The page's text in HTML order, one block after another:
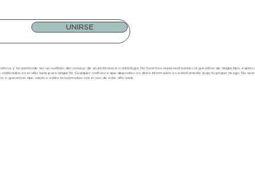
UNIRSE
y no pretende ser un sustituto del consejo de un profesional o nutrióloga. No hacemos representaciones ni garantías de ningún tipo,
en el sitio web para ningún fin. Cualquier confianza que deposites en dicha información es estrictamente bajo tu propio riesgo. No
o ganancias que surjan o estén relacionadas con el uso de este sitio web